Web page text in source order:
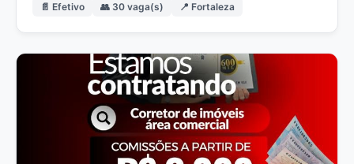
📄 Efetivo 👥 30 vaga(s) 📍 Fortaleza